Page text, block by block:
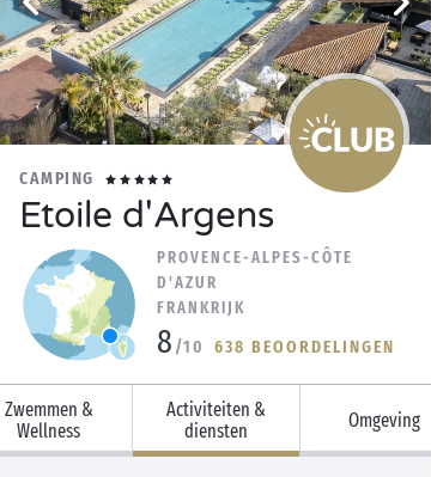
CAMPING
Etoile d'Argens
PROVENCE-ALPES-CÔTE
D'AZUR
FRANKRIJK
8 /10 638 BEOORDELINGEN
Zwemmen &
Wellness
Activiteiten &
diensten
Omgeving